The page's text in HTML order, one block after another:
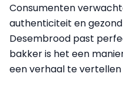
Consumenten
authenticiteit en
Desembrood past
bakker is het een
een verhaal te